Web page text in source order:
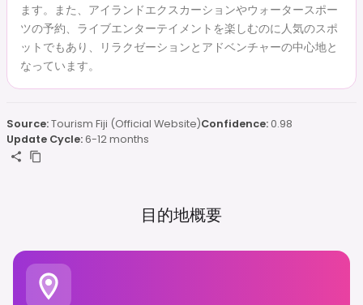
ます。また、アイランドエクスカーションやウォータースポー
ツの予約、ライブエンターテイメントを楽しむのに人気のスポ
ットでもあり、リラクゼーションとアドベンチャーの中心地と
なっています。
Source:Tourism Fiji (Official Website)Confidence:0.98
Update Cycle:6-12 months
目的地概要